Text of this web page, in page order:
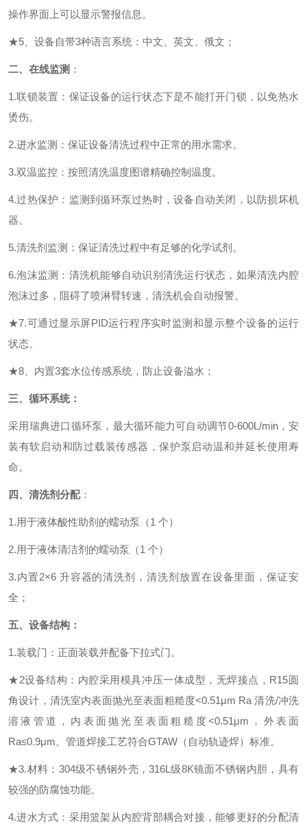
操作界面上可以显示警报信息。
★5、设备自带3种语言系统：中文、英文、俄文；
二、 在线监测 ：
1.联锁装置：保证设备的运行状态下是不能打开门锁，以免热水
烫伤。
2.进水监测：保证设备清洗过程中正常的用水需求。
3.双温监控：按照清洗温度图谱精确控制温度。
4.过热保护：监测到循环泵过热时，设备自动关闭，以防损坏机
器。
5.清洗剂监测：保证清洗过程中有足够的化学试剂 。
6.泡沫监测：清洗机能够自动识别清洗运行状态，如果清洗内腔
泡沫过多，阻碍了喷淋臂转速，清洗机会自动报警。
★7.可通过显示屏PID运行程序实时监测和显示整个设备的运行
状态。
★8 、内置3套水位传感系统，防止设备溢水；
三、 循环系统：
采用瑞典进口循环泵 ， 最大循环能力可自动调节0-600L/min，安
装有软启动和防过载装传感器，保护泵启动温和并延长使用寿
命。
四、 清洗剂分配：
1.用于液体酸性助剂的蠕动泵（1 个）
2.用于液体清洁剂的蠕动泵（1 个）
3.内置2×6 升容器的清洗剂 ，清洗剂放置在设备里面，保证安
全；
五、 设备结构：
1.装载门：正面装载并配备下拉式门。
★2设备结构：内腔采用模具冲压一体成型，无焊接点，R15圆
角设计，清洗室内表面抛光至表面粗糙度<0.51μm Ra 清洗/冲洗
溶液管道，内表面抛光至表面粗糙度<0.51μm，外表面
Ra≤0.9μm。管道焊接工艺符合GTAW（自动轨迹焊）标准。
★3.材料：304级不锈钢外壳，316L级8K镜面不锈钢内胆，具有
较强的防腐蚀功能。
4.进水方式：采用篮架从内腔背部耦合对接，能够更好的分配清